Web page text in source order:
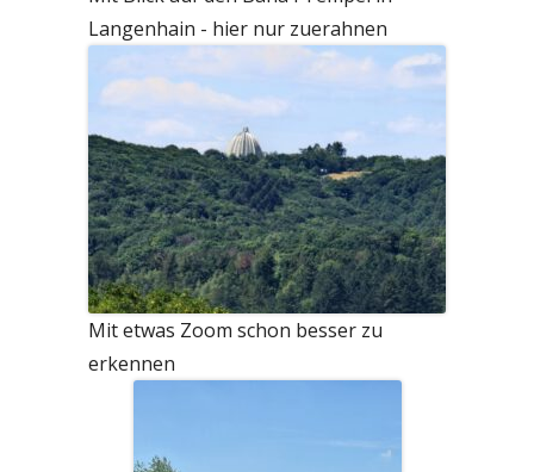
Langenhain - hier nur zuerahnen
Mit etwas Zoom schon besser zu
erkennen